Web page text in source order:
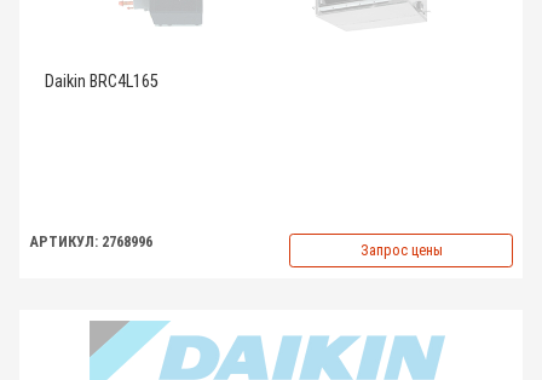
Daikin BRC4L165
АРТИКУЛ: 2768996 Запрос цены